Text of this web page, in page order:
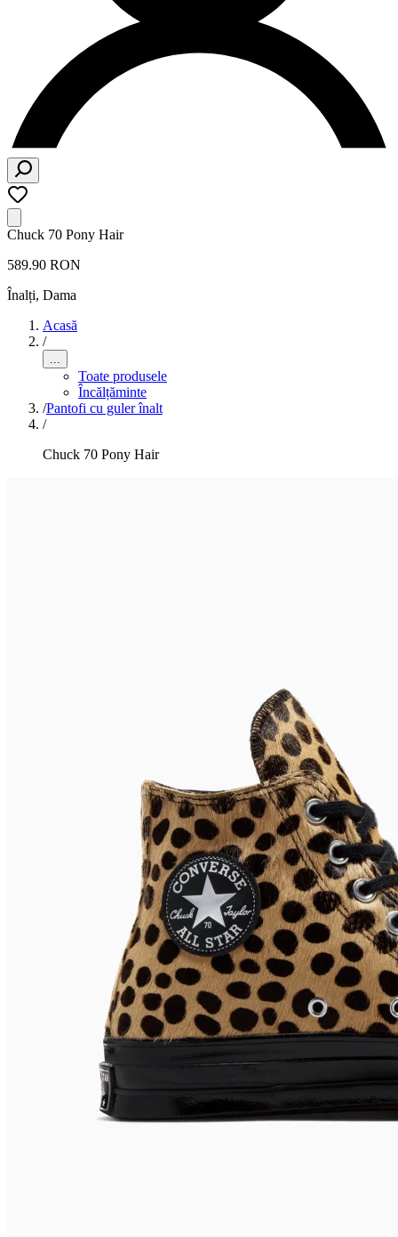
Chuck 70 Pony Hair
589.90 RON
Înalți, Dama
Acasă
/
...
Toate produsele
Încălțăminte
/Pantofi cu guler înalt
/
Chuck 70 Pony Hair